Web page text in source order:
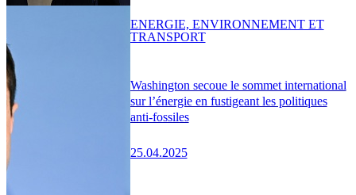
Washington secoue le sommet international
sur l’énergie en fustigeant les politiques
anti-fossiles
25.04.2025
ENERGIE, ENVIRONNEMENT ET
TRANSPORT